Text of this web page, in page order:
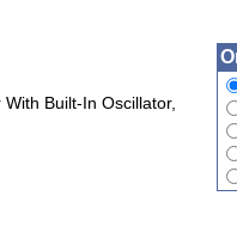
Built-In Oscillator,